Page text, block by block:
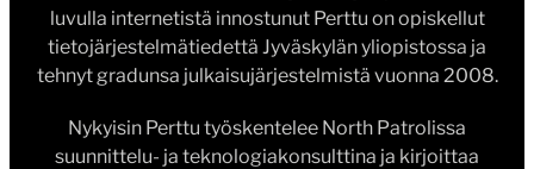
luvulla internetistä innostunut Perttu on opiskellut
tietojärjestelmätiedettä Jyväskylän yliopistossa ja
tehnyt gradunsa julkaisujärjestelmistä vuonna 2008.
Nykyisin Perttu työskentelee North Patrolissa
suunnittelu- ja teknologiakonsulttina ja kirjoittaa